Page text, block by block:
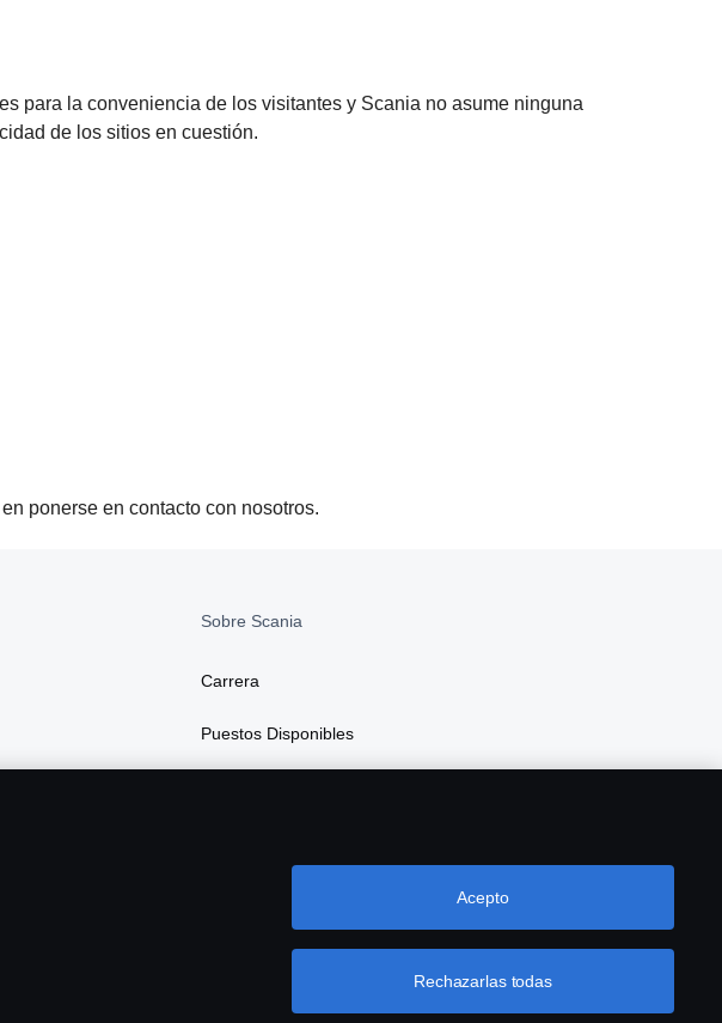
para la conveniencia de los visitantes y Scania no asume ninguna
de los sitios en cuestión.
ponerse en contacto con nosotros.
Sobre Scania
Carrera
Puestos Disponibles
Rechazarlas todas
Acepto